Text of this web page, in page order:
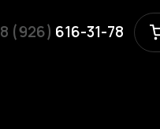
8 (926) 616-31-78